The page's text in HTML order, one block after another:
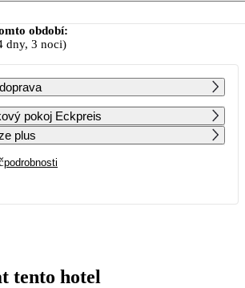
Srpen 2026
ST ČT PÁ SO NE
1 2
5 6 7 8 9
11 040 11 040 11 040 11 040 11 040
26 27
období:
dny, 3 noci)
pokoj Eckpreis
plus
podrobnosti
tento hotel